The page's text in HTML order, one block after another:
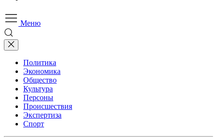
Меню
Политика
Экономика
Общество
Культура
Персоны
Происшествия
Экспертиза
Спорт